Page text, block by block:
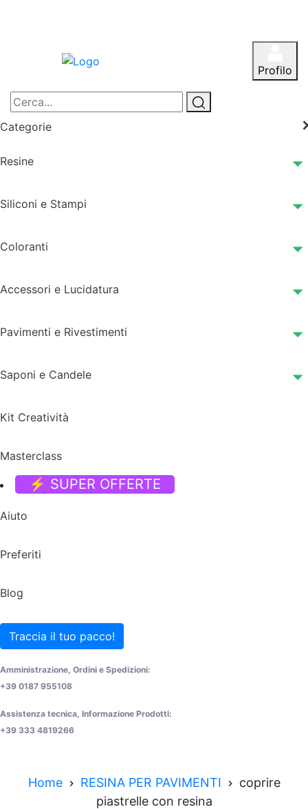
Profilo
Categorie
Resine
Siliconi e Stampi
Coloranti
Accessori e Lucidatura
Pavimenti e Rivestimenti
Saponi e Candele
Kit Creatività
Masterclass
⚡ SUPER OFFERTE
Aiuto
Preferiti
Blog
Traccia il tuo pacco!
Amministrazione, Ordini e Spedizioni:
+39 0187 955108
Assistenza tecnica, Informazione Prodotti:
+39 333 4819266
Home RESINA PER PAVIMENTI
coprire
piastrelle con resina